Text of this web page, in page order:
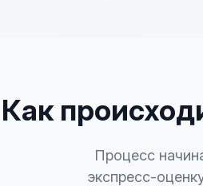
Как
Процесс
экспресс-